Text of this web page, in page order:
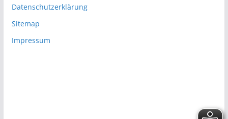
Datenschutzerklärung
Sitemap
Impressum